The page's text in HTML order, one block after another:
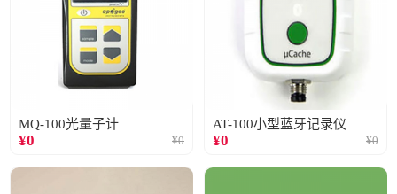
MQ-100光量子计
¥0 ¥0
AT-100小型蓝牙记录仪
¥0 ¥0